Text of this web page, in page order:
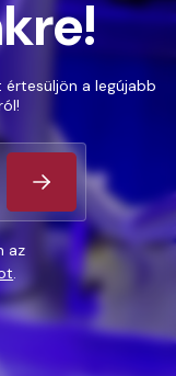
értesüljön a legújabb
az
.